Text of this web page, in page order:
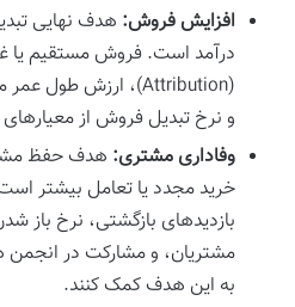
افزایش فروش: هدف نهایی
درآمد است. فروش مستقیم یا
و نرخ تبدیل فروش از
وفاداری مشتری: هدف حفظ
خرید مجدد یا تعامل بیشتر
بازدیدهای بازگشتی، نرخ باز
مشتریان، و مشارکت در انجمن
به این هدف کمک کنند.